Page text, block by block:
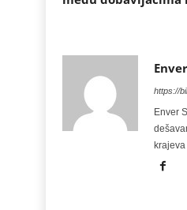
https://
Enver